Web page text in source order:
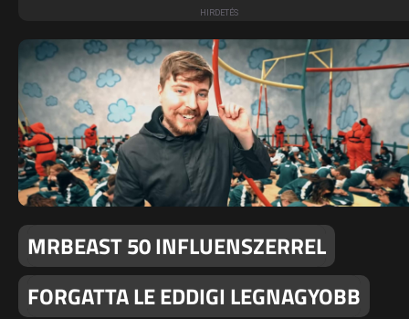
MRBEAST 50 INFLUENSZERREL
FORGATTA LE EDDIGI LEGNAGYOBB